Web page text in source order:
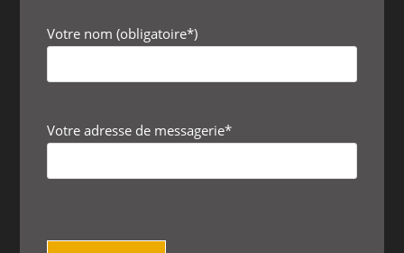
Votre nom (obligatoire*)
Votre adresse de messagerie*